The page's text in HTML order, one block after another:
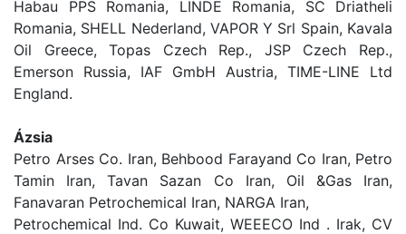
Habau PPS Romania, LINDE Romania, SC Driatheli
Romania, SHELL Nederland, VAPOR Y Srl Spain, Kavala
Oil Greece, Topas Czech Rep., JSP Czech Rep.,
Emerson Russia, IAF GmbH Austria, TIME-LINE Ltd
England.
Ázsia
Petro Arses Co. Iran, Behbood Farayand Co Iran, Petro
Tamin Iran, Tavan Sazan Co Iran, Oil &Gas Iran,
Fanavaran Petrochemical Iran, NARGA Iran,
Petrochemical Ind. Co Kuwait, WEEECO Ind . Irak, CV